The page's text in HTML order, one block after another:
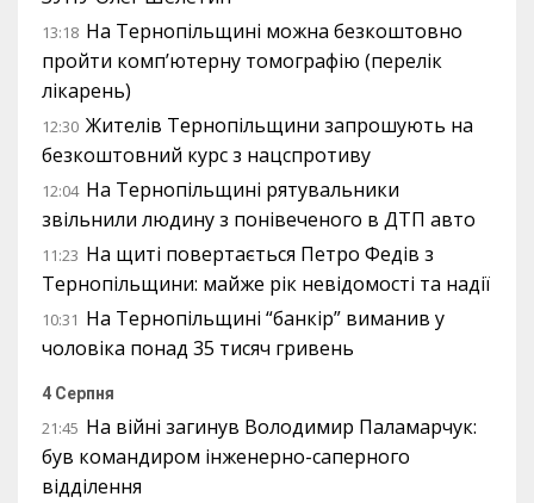
13:18 На Тернопільщині можна безкоштовно
пройти комп’ютерну томографію (перелік
лікарень)
12:30 Жителів Тернопільщини запрошують на
безкоштовний курс з нацспротиву
12:04 На Тернопільщині рятувальники
звільнили людину з понівеченого в ДТП авто
11:23 На щиті повертається Петро Федів з
Тернопільщини: майже рік невідомості та надії
10:31 На Тернопільщині “банкір” виманив у
чоловіка понад 35 тисяч гривень
4 Серпня
21:45 На війні загинув Володимир Паламарчук:
був командиром інженерно-саперного
відділення